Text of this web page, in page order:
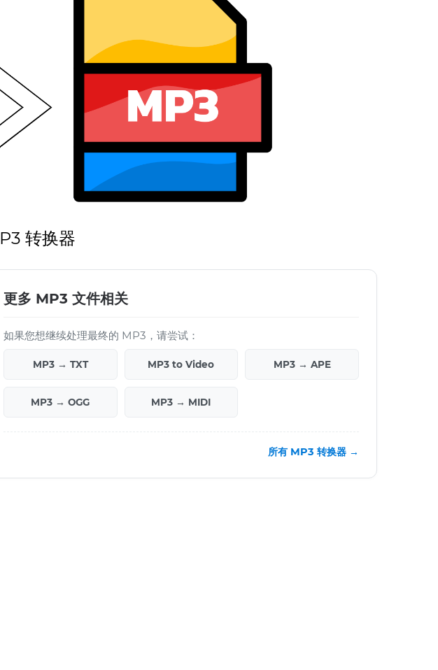
转换器
更多 MP3 文件相关
如果您想继续处理最终的 MP3，请尝试：
MP3 → TXT MP3 to Video MP3 → APE
MP3 → OGG MP3 → MIDI
所有 MP3 转换器 →